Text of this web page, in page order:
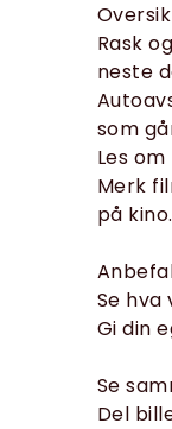
Rask
neste
som
Les
Merk
på kino.
Se hva
Gi din
Se
Del